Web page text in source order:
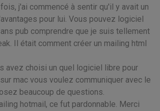
j'ai commencé à sentir qu'il y avait un
pour lui. Vous pouvez logiciel
pub comprendre que je suis tellement
Il était comment créer un mailing html
avez choisi un quel logiciel libre pour
mac vous voulez communiquer avec le
beaucoup de questions.
hotmail, ce fut pardonnable. Merci